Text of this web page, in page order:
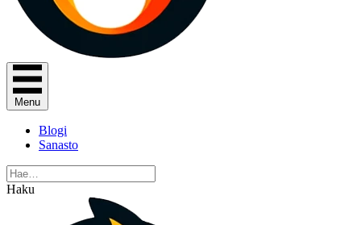
Menu
Blogi
Sanasto
Haku